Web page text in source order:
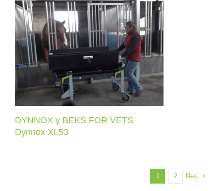
DYNNOX y BEKS FOR VETS
Dynnox XL53
DYNNOX y BEKS FOR VETS
Dynnox XL53
1 2 Next